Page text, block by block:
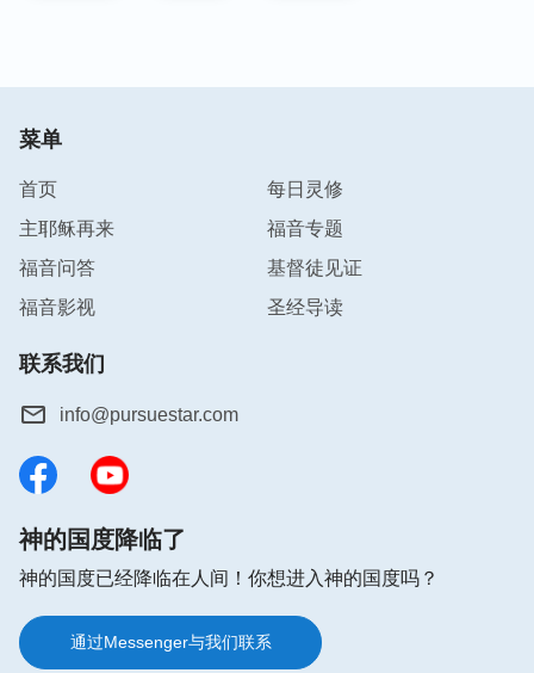
菜单
首页
每日灵修
主耶稣再来
福音专题
福音问答
基督徒见证
福音影视
圣经导读
联系我们
info@pursuestar.com
神的国度降临了
神的国度已经降临在人间！你想进入神的国度吗？
通过Messenger与我们联系